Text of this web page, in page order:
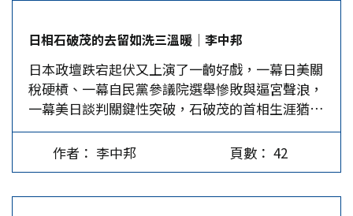
羅斯的國家安全構成威脅。由此看來，俄羅斯發動
軍事攻擊，也是為了保護自己的生存及烏東俄裔人
口的生活權，理應站在正義的一方。但以美國為首
的西方國家，卻將俄羅斯的行動定義為侵略，不但
嚴加譴責，還祭出經濟制裁。俄羅斯與以色列同樣
主動對鄰國發動軍事攻擊，西方世界的反應截然不
同，其中的差異在於西方國家主觀的認定。 以攻
擊伊的正當性不足…
便迎來了國際體系的裂縫。多極化的世界格局，不
再由新興大國發起，而是由霸權國家的自我解構所
促成。 川普拒絕有代價的領導權 在傳統國際關係
理論中，赫然屹立的「霸權穩定論」
（Hegemonic Stability…
日相石破茂的去留如洗三溫暖│李中邦
日本政壇跌宕起伏又上演了一齣好戲，一幕日美關
稅硬槓、一幕自民黨參議院選舉慘敗與逼宮聲浪，
一幕美日談判關鍵性突破，石破茂的首相生涯猶如
是在「國難」與「國益」之間反覆躍動。 川普的
關稅施壓曾將石破弄得喘不過氣來，出人意表的
是，在自民黨參議院選舉重挫後，川普又像「及時
作者： 李中邦 頁數： 42